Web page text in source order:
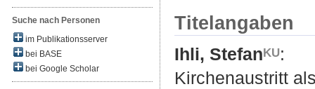
Suche nach Personen
im Publikationsserver
bei BASE
bei Google Scholar
Titelangaben
Ihli, Stefan
:
Kirchenaustritt